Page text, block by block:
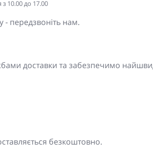
10.00 до 17.00
передзвоніть нам.
доставки та забезпечимо
безкоштовно.